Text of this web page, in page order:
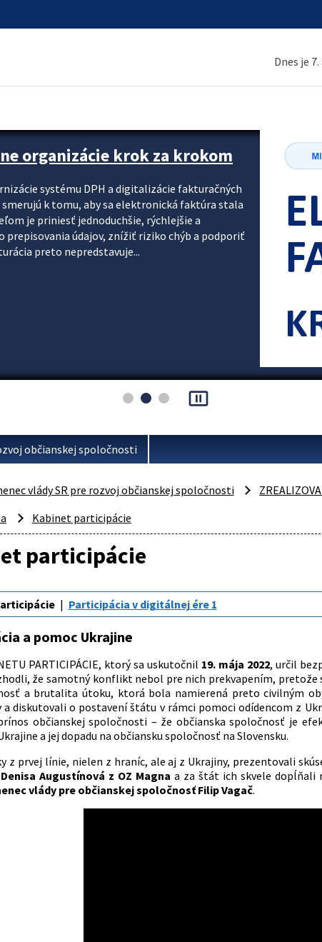
Dnes je
organizácie krok za krokom
systému DPH a digitalizácie fakturačných
k tomu, aby sa elektronická faktúra stala
je priniesť jednoduchšie, rýchlejšie a
údajov, znížiť riziko chýb a podporiť
preto nepredstavuje...
pause_presentation
občianskej spoločnosti
vlády SR pre rozvoj občianskej spoločnosti
Kabinet participácie
participácie
Participácia v digitálnej ére 1
a pomoc Ukrajine
PARTICIPÁCIE, ktorý sa uskutočnil 19. mája 2022, určil
že samotný konflikt nebol pre nich prekvapením,
a brutalita útoku, ktorá bola namierená preto civilným
a diskutovali o postavení štátu v rámci pomoci odídencom z
občianskej spoločnosti – že občianska spoločnosť je
a jej dopadu na občiansku spoločnosť na Slovensku.
z prvej línie, nielen z hraníc, ale aj z Ukrajiny, prezentovali
Denisa Augustínová z OZ Magna a za štát ich skvele dopĺňali
vlády pre občianskej spoločnosť Filip Vagač.